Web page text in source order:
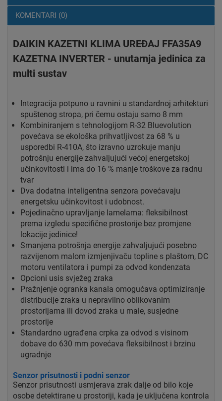
KOMENTARI (0)
DAIKIN KAZETNI KLIMA UREĐAJ FFA35A9
KAZETNA INVERTER - unutarnja jedinica za
multi sustav
Integracija potpuno u ravnini u standardnoj arhitekturi
spuštenog stropa, pri čemu ostaju samo 8 mm
Kombiniranjem s tehnologijom R-32 Bluevolution
povećava se ekološka prihvatljivost za 68 % u
usporedbi R-410A, što izravno uzrokuje manju
potrošnju energije zahvaljujući većoj energetskoj
učinkovitosti i ima do 16 % manje troškove za radnu
tvar
Dva dodatna inteligentna senzora povećavaju
energetsku učinkovitost i udobnost.
Pojedinačno upravljanje lamelama: fleksibilnost
prema izgledu specifične prostorije bez promjene
lokacije jedinice!
Smanjena potrošnja energije zahvaljujući posebno
razvijenom malom izmjenjivaču topline s plaštom, DC
motoru ventilatora i pumpi za odvod kondenzata
Opcioni usis svježeg zraka
Pražnjenje ogranka kanala omogućava optimiziranje
distribucije zraka u nepravilno oblikovanim
prostorijama ili dovod zraka u male, susjedne
prostorije
Standardno ugrađena crpka za odvod s visinom
dobave do 630 mm povećava fleksibilnost i brzinu
ugradnje
Senzor prisutnosti i podni senzor
Senzor prisutnosti usmjerava zrak dalje od bilo koje
osobe detektirane u prostoriji, kada je uključena kontrola